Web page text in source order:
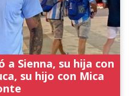
a Sienna, su hija con
su hijo con Mica